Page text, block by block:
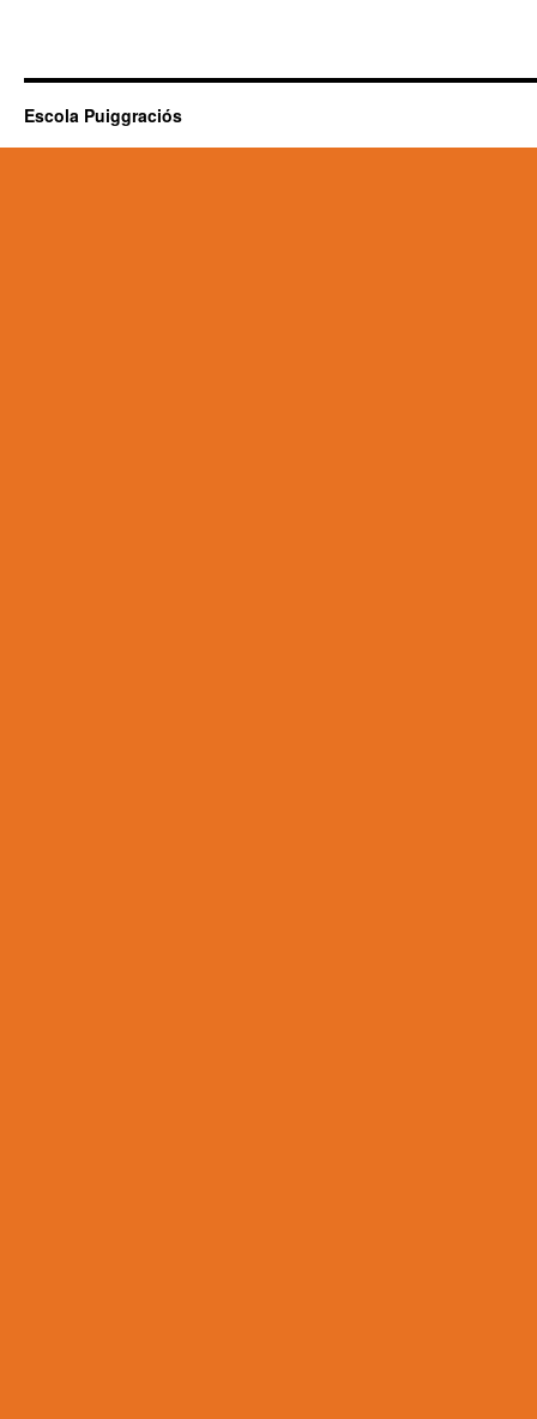
Escola Puiggraciós